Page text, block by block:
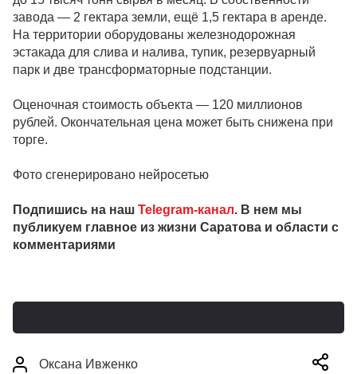
завода — 2 гектара земли, ещё 1,5 гектара в аренде.
На территории оборудованы железнодорожная
эстакада для слива и налива, тупик, резервуарный
парк и две трансформаторные подстанции.
Оценочная стоимость объекта — 120 миллионов
рублей. Окончательная цена может быть снижена при
торге.
Фото сгенерировано нейросетью
Подпишись на наш Telegram-канал. В нем мы
публикуем главное из жизни Саратова и области с
комментариями
Оксана Ивженко